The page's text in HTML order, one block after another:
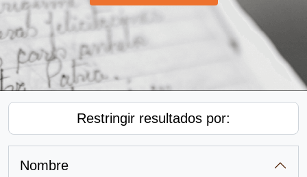
Restringir resultados por:
Nombre